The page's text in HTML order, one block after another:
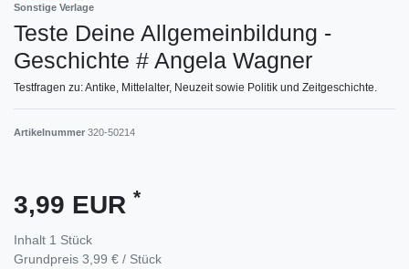
Sonstige Verlage
Teste Deine Allgemeinbildung -
Geschichte # Angela Wagner
Testfragen zu: Antike, Mittelalter, Neuzeit sowie Politik und Zeitgeschichte.
Artikelnummer 320-50214
3,99 EUR *
Inhalt 1 Stück
Grundpreis 3,99 € / Stück